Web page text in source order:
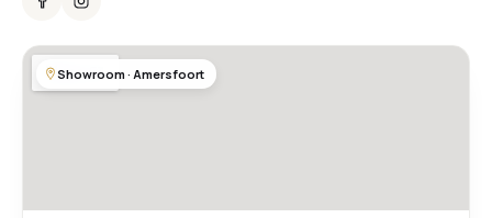
Showroom · Amersfoort